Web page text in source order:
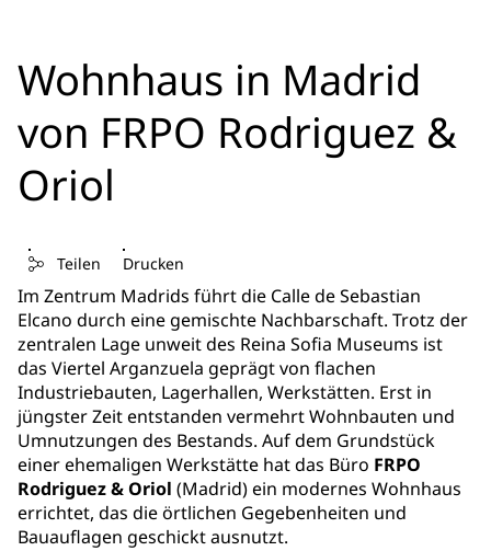
Wohnhaus in Madrid
von FRPO Rodriguez &
Oriol
Teilen Drucken
Im Zentrum Madrids führt die Calle de Sebastian
Elcano durch eine gemischte Nachbarschaft. Trotz der
zentralen Lage unweit des Reina Sofia Museums ist
das Viertel Arganzuela geprägt von flachen
Industriebauten, Lagerhallen, Werkstätten. Erst in
jüngster Zeit entstanden vermehrt Wohnbauten und
Umnutzungen des Bestands. Auf dem Grundstück
einer ehemaligen Werkstätte hat das Büro FRPO
Rodriguez & Oriol (Madrid) ein modernes Wohnhaus
errichtet, das die örtlichen Gegebenheiten und
Bauauflagen geschickt ausnutzt.